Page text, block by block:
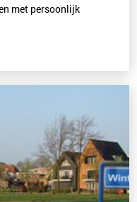
met persoonlijk